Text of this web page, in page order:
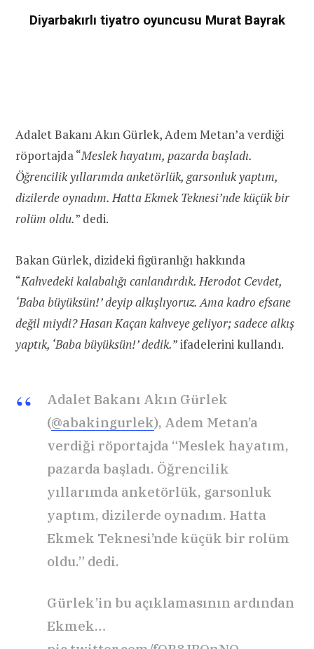
Diyarbakırlı tiyatro oyuncusu Murat Bayrak
Adalet Bakanı Akın Gürlek, Adem Metan’a verdiği
röportajda “Meslek hayatım, pazarda başladı.
Öğrencilik yıllarımda anketörlük, garsonluk yaptım,
dizilerde oynadım. Hatta Ekmek Teknesi’nde küçük bir
rolüm oldu.” dedi.
Bakan Gürlek, dizideki figüranlığı hakkında
“Kahvedeki kalabalığı canlandırdık. Herodot Cevdet,
‘Baba büyüksün!’ deyip alkışlıyoruz. Ama kadro efsane
değil miydi? Hasan Kaçan kahveye geliyor; sadece alkış
yaptık, ‘Baba büyüksün!’ dedik.” ifadelerini kullandı.
Adalet Bakanı Akın Gürlek
(@abakingurlek), Adem Metan’a
verdiği röportajda “Meslek hayatım,
pazarda başladı. Öğrencilik
yıllarımda anketörlük, garsonluk
yaptım, dizilerde oynadım. Hatta
Ekmek Teknesi’nde küçük bir rolüm
oldu.” dedi.
Gürlek’in bu açıklamasının ardından
Ekmek…